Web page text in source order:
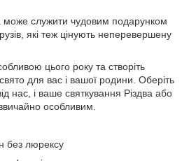
може служити чудовим подарунком
які теж цінують неперевершену
цього року та створіть
для вас і вашої родини. Оберіть
нас, і ваше святкування Різдва або
особливим.
без люрексу